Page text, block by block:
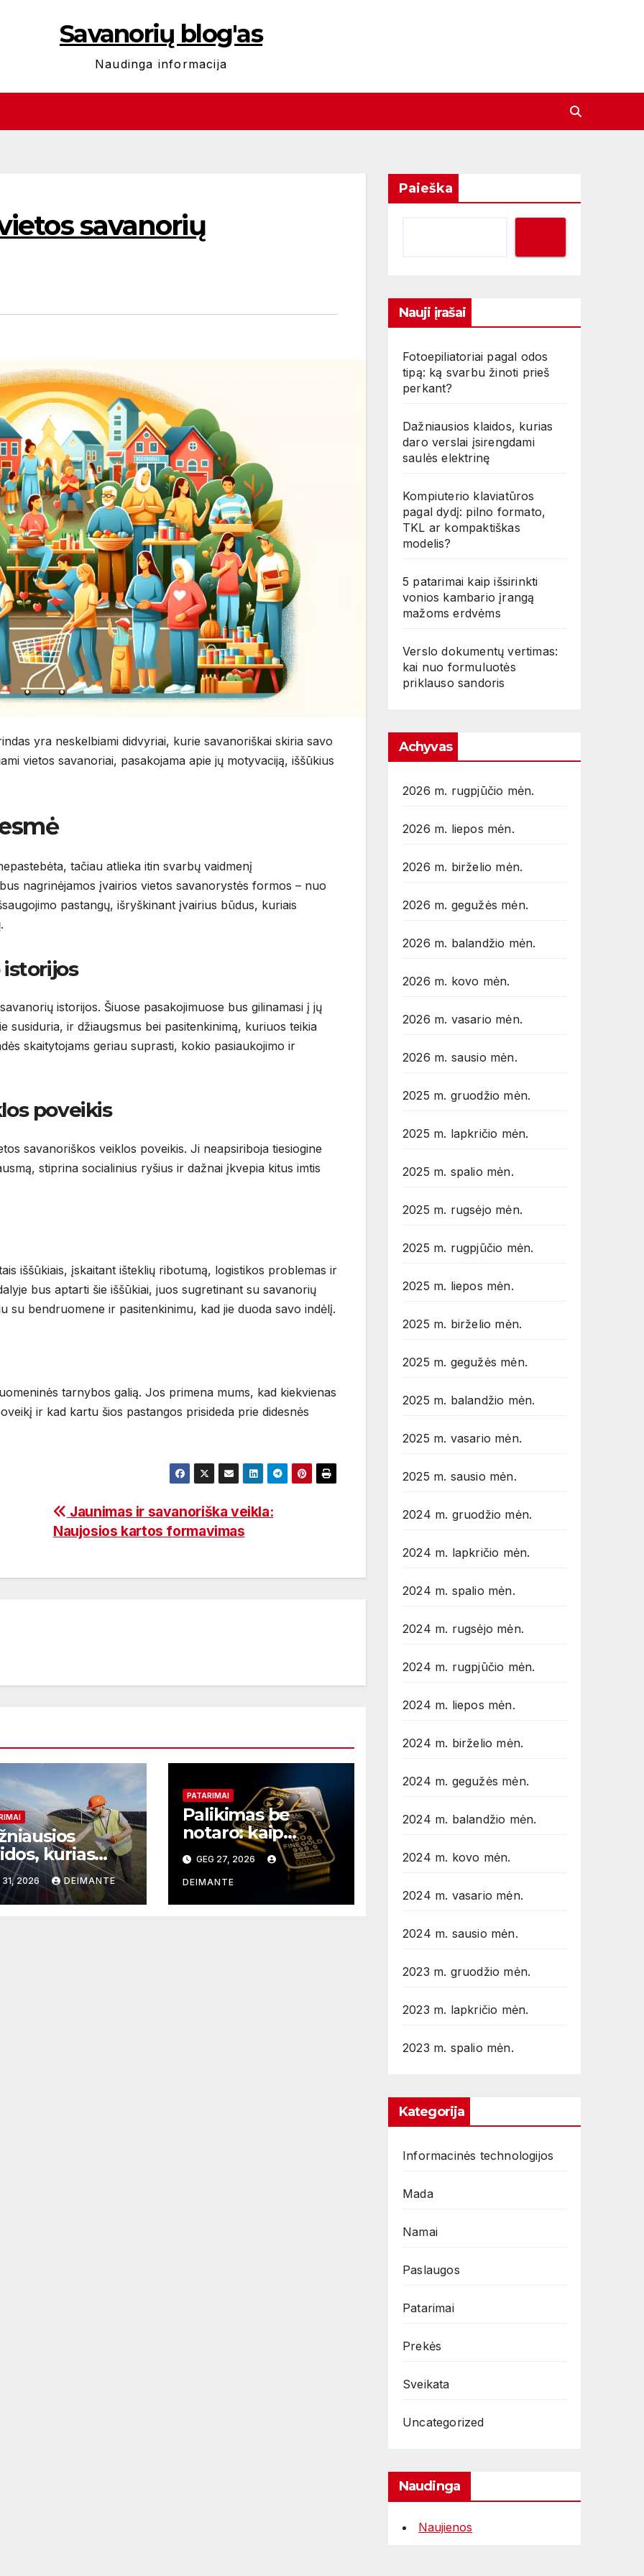
Savanorių blog'as
Naudinga informacija
savanorių
yra neskelbiami didvyriai, kurie savanoriškai skiria savo
vietos savanoriai, pasakojama apie jų motyvaciją, iššūkius
tačiau atlieka itin svarbų vaidmenį
nagrinėjamos įvairios vietos savanorystės formos – nuo
pastangų, išryškinant įvairius būdus, kuriais
istorijos. Šiuose pasakojimuose bus gilinamasi į jų
susiduria, ir džiaugsmus bei pasitenkinimą, kuriuos teikia
skaitytojams geriau suprasti, kokio pasiaukojimo ir
poveikis
savanoriškos veiklos poveikis. Ji neapsiriboja tiesiogine
stiprina socialinius ryšius ir dažnai įkvepia kitus imtis
iššūkiais, įskaitant išteklių ribotumą, logistikos problemas ir
bus aptarti šie iššūkiai, juos sugretinant su savanorių
su bendruomene ir pasitenkinimu, kad jie duoda savo indėlį.
tarnybos galią. Jos primena mums, kad kiekvienas
ir kad kartu šios pastangos prisideda prie didesnės
Jaunimas ir savanoriška veikla:
Naujosios kartos formavimas
kurias
verslai
saulės
31, 2026 DEIMANTE
PATARIMAI
Palikimas be
notaro: kaip
taurieji metalai
supaprastina turto
perdavimą
GEG 27, 2026
DEIMANTE
Paieška
Nauji įrašai
Fotoepiliatoriai pagal odos
tipą: ką svarbu žinoti prieš
perkant?
Dažniausios klaidos, kurias
daro verslai įsirengdami
saulės elektrinę
Kompiuterio klaviatūros
pagal dydį: pilno formato,
TKL ar kompaktiškas
modelis?
5 patarimai kaip išsirinkti
vonios kambario įrangą
mažoms erdvėms
Verslo dokumentų vertimas:
kai nuo formuluotės
priklauso sandoris
Achyvas
2026 m. rugpjūčio mėn.
2026 m. liepos mėn.
2026 m. birželio mėn.
2026 m. gegužės mėn.
2026 m. balandžio mėn.
2026 m. kovo mėn.
2026 m. vasario mėn.
2026 m. sausio mėn.
2025 m. gruodžio mėn.
2025 m. lapkričio mėn.
2025 m. spalio mėn.
2025 m. rugsėjo mėn.
2025 m. rugpjūčio mėn.
2025 m. liepos mėn.
2025 m. birželio mėn.
2025 m. gegužės mėn.
2025 m. balandžio mėn.
2025 m. vasario mėn.
2025 m. sausio mėn.
2024 m. gruodžio mėn.
2024 m. lapkričio mėn.
2024 m. spalio mėn.
2024 m. rugsėjo mėn.
2024 m. rugpjūčio mėn.
2024 m. liepos mėn.
2024 m. birželio mėn.
2024 m. gegužės mėn.
2024 m. balandžio mėn.
2024 m. kovo mėn.
2024 m. vasario mėn.
2024 m. sausio mėn.
2023 m. gruodžio mėn.
2023 m. lapkričio mėn.
2023 m. spalio mėn.
Kategorija
Informacinės technologijos
Mada
Namai
Paslaugos
Patarimai
Prekės
Sveikata
Uncategorized
Naudinga
Naujienos